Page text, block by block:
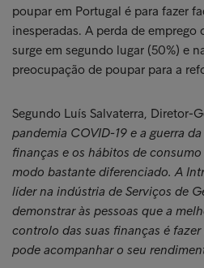
poupar em Portugal é para fazer
inesperadas. A perda de
surge em segundo lugar (50%) e
preocupação de poupar para a
Segundo Luís Salvaterra, Diretor-
pandemia COVID-19 e a guerra
finanças e os hábitos de
modo bastante diferenciado. A
líder na indústria de Serviços de
demonstrar às pessoas que a
controlo das suas finanças é
pode acompanhar o seu